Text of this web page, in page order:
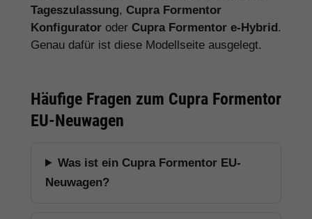
Tageszulassung, Cupra Formentor
Konfigurator oder Cupra Formentor e-Hybrid.
Genau dafür ist diese Modellseite ausgelegt.
Häufige Fragen zum Cupra Formentor
EU-Neuwagen
Was ist ein Cupra Formentor EU-
Neuwagen?